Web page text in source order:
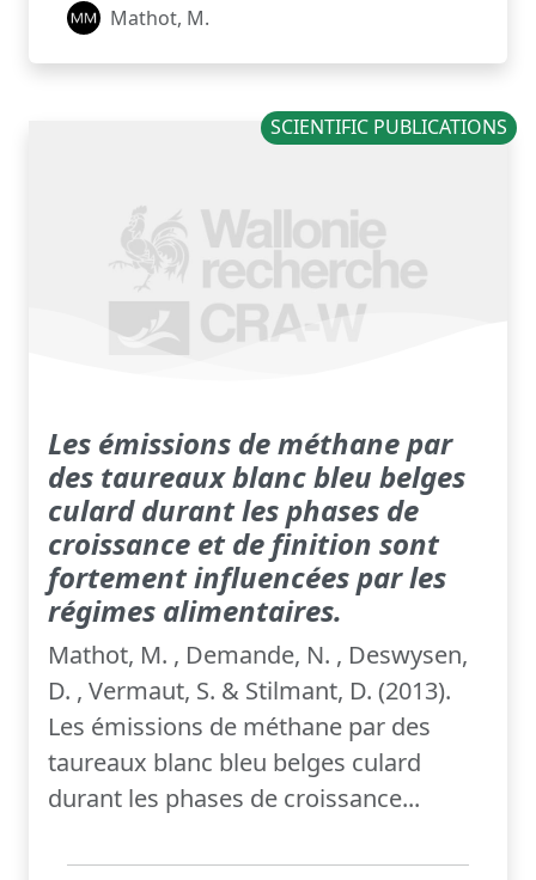
Mathot, M.
SCIENTIFIC PUBLICATIONS
Les émissions de méthane par
des taureaux blanc bleu belges
culard durant les phases de
croissance et de finition sont
fortement influencées par les
régimes alimentaires.
Mathot, M. , Demande, N. , Deswysen,
D. , Vermaut, S. & Stilmant, D. (2013).
Les émissions de méthane par des
taureaux blanc bleu belges culard
durant les phases de croissance...